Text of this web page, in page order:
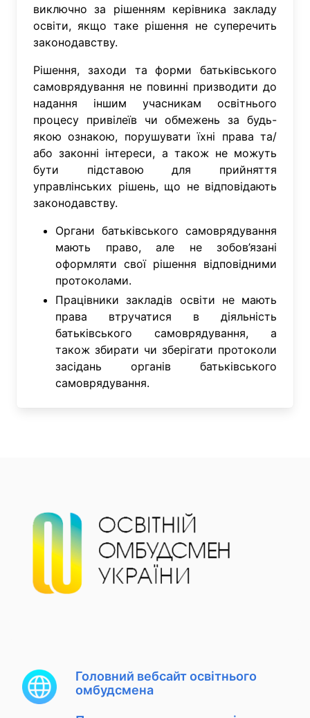
виключно за рішенням керівника закладу
освіти, якщо таке рішення не суперечить
законодавству.
Рішення, заходи та форми батьківського
самоврядування не повинні призводити до
надання іншим учасникам освітнього
процесу привілеїв чи обмежень за будь-
якою ознакою, порушувати їхні права та/
або законні інтереси, а також не можуть
бути підставою для прийняття
управлінських рішень, що не відповідають
законодавству.
Органи батьківського самоврядування
мають право, але не зобов’язані
оформляти свої рішення відповідними
протоколами.
Працівники закладів освіти не мають
права втручатися в діяльність
батьківського самоврядування, а
також збирати чи зберігати протоколи
засідань органів батьківського
самоврядування.
Головний вебсайт освітнього
омбудсмена